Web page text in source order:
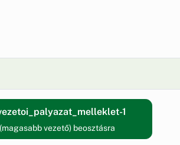
1
vezető) beosztásra